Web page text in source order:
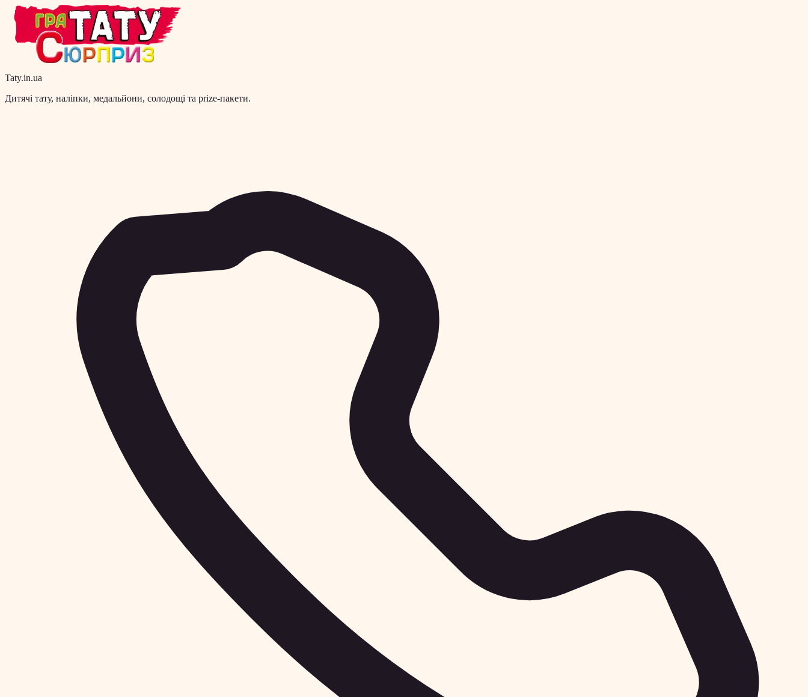
Taty.in.ua
Дитячі тату, наліпки, медальйони, солодощі та prize-пакети.